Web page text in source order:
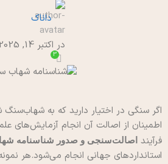
داناک
در اکتبر 14, 2025
3
اگر سنگی در اختیار دارید که به شهاب‌سنگ
اطمینان از اصالت آن انجام آزمایش‌های
فرآیند اصالت‌سنجی و صدور شناسنامه
استانداردهای جهانی انجام می‌شود.هر